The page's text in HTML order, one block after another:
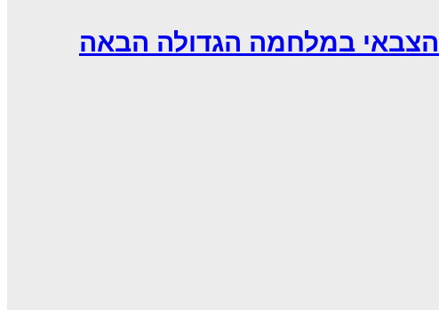
במלחמה הגדולה הבאה